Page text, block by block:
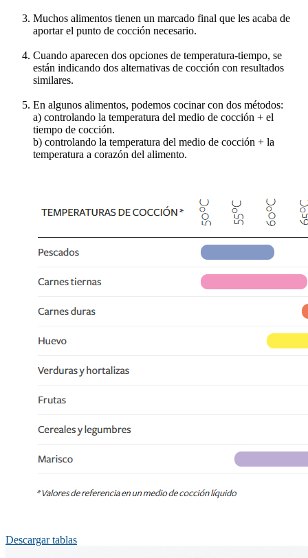
Muchos alimentos tienen un marcado final que les acaba de
aportar el punto de cocción necesario.
Cuando aparecen dos opciones de temperatura-tiempo, se
están indicando dos alternativas de cocción con resultados
similares.
En algunos alimentos, podemos cocinar con dos métodos:
a) controlando la temperatura del medio de cocción + el
tiempo de cocción.
b) controlando la temperatura del medio de cocción + la
temperatura a corazón del alimento.
Descargar tablas